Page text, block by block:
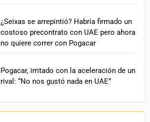
¿Seixas se arrepintió? Habría firmado un
costoso precontrato con UAE pero ahora
no quiere correr con Pogacar
Pogacar, irritado con la aceleración de un
rival: “No nos gustó nada en UAE”